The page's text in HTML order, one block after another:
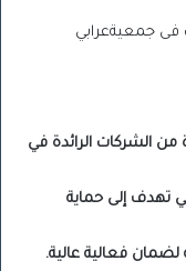
من الشركات الرائدة في
تهدف إلى حماية
فعالية عالية.